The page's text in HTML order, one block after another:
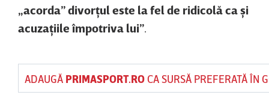
„acorda” divorţul este la fel de ridicolă ca şi
acuzaţiile împotriva lui”.
ADAUGĂ PRIMASPORT.ROCA SURSĂ PREFERATĂ ÎN